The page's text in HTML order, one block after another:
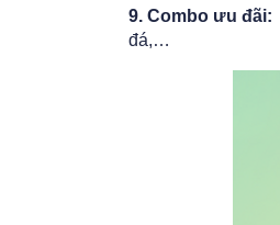
9. Combo ưu đãi:
đá,…